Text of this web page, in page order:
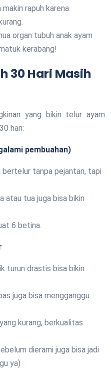
kerabang!
30 Hari Masih
yang bikin telur ayam
hari:
pembuahan)
6 betina.
ya)